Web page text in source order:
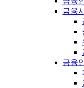
금융
금융